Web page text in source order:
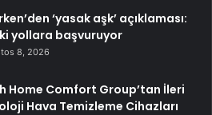
‘yasak aşk’ açıklaması:
yollara başvuruyor
8, 2026
Home Comfort Group’tan İleri
Hava Temizleme Cihazları